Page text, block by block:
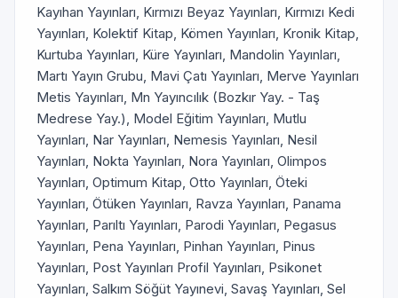
Kayıhan Yayınları, Kırmızı Beyaz Yayınları, Kırmızı Kedi
Yayınları, Kolektif Kitap, Kömen Yayınları, Kronik Kitap,
Kurtuba Yayınları, Küre Yayınları, Mandolin Yayınları,
Martı Yayın Grubu, Mavi Çatı Yayınları, Merve Yayınları
Metis Yayınları, Mn Yayıncılık (Bozkır Yay. - Taş
Medrese Yay.), Model Eğitim Yayınları, Mutlu
Yayınları, Nar Yayınları, Nemesis Yayınları, Nesil
Yayınları, Nokta Yayınları, Nora Yayınları, Olimpos
Yayınları, Optimum Kitap, Otto Yayınları, Öteki
Yayınları, Ötüken Yayınları, Ravza Yayınları, Panama
Yayınları, Parıltı Yayınları, Parodi Yayınları, Pegasus
Yayınları, Pena Yayınları, Pinhan Yayınları, Pinus
Yayınları, Post Yayınları Profil Yayınları, Psikonet
Yayınları, Salkım Söğüt Yayınevi, Savaş Yayınları, Sel